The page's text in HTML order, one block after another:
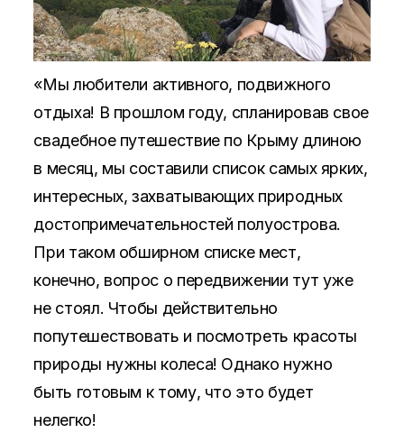
«Мы любители активного, подвижного
отдыха! В прошлом году, спланировав свое
свадебное путешествие по Крыму длиною
в месяц, мы составили список самых ярких,
интересных, захватывающих природных
достопримечательностей полуострова.
При таком обширном списке мест,
конечно, вопрос о передвижении тут уже
не стоял. Чтобы действительно
попутешествовать и посмотреть красоты
природы нужны колеса! Однако нужно
быть готовым к тому, что это будет
нелегко!